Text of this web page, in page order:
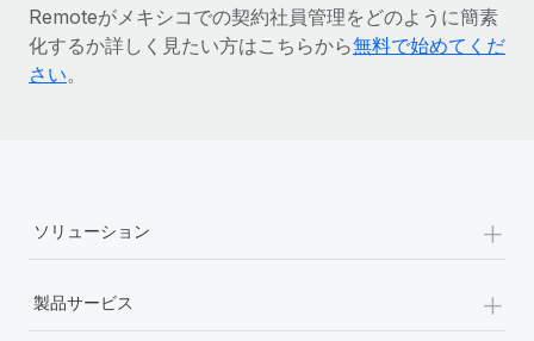
Remoteがメキシコでの契約社員管理をどのように簡素
化するか詳しく見たい方はこちらから無料で始めてくだ
さい。
ソリューション +
製品サービス +